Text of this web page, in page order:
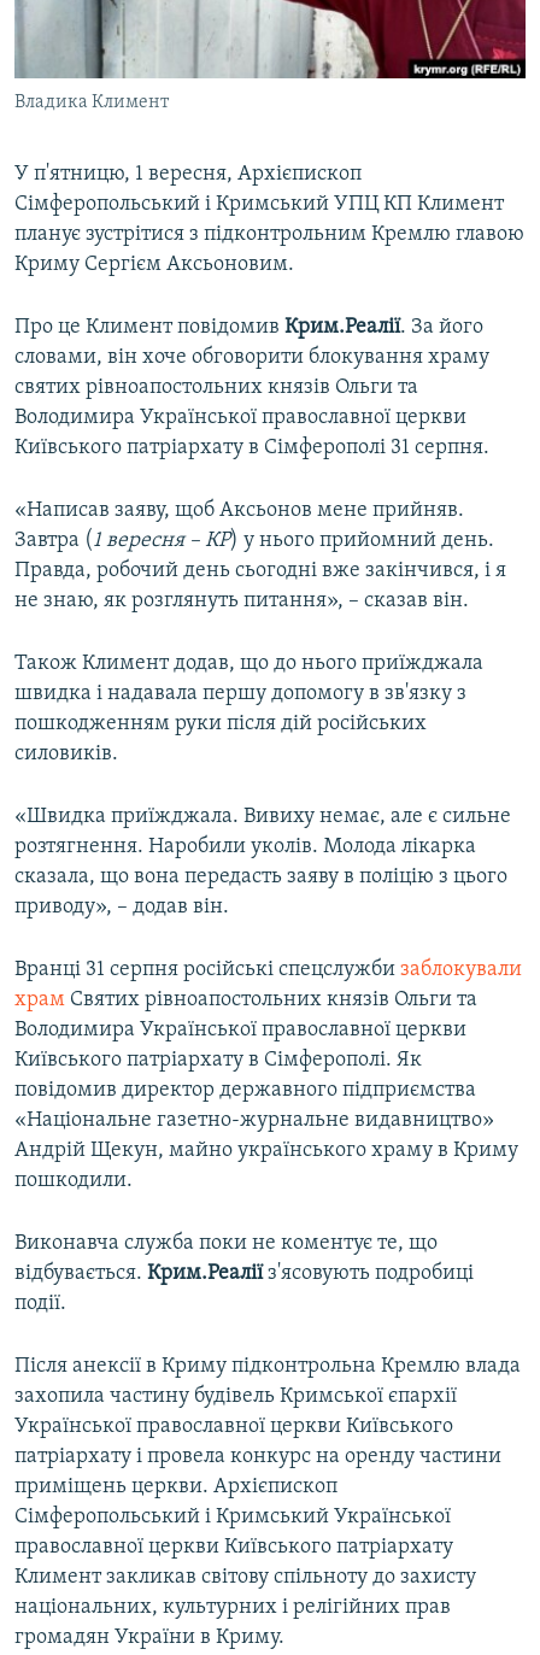
ВІДЕОУРОКИ «ELIFBE»
СВІДЧЕННЯ ОКУПАЦІЇ
УКРАЇНСЬКА ПРОБЛЕМА КРИМУ
Qırımtatar
Усі сайти RFE/RL
Владика Климент
У п'ятницю, 1 вересня, Архієпископ
Сімферопольський і Кримський УПЦ КП Климент
планує зустрітися з підконтрольним Кремлю главою
Криму Сергієм Аксьоновим.
Про це Климент повідомив Крим.Реалії. За його
словами, він хоче обговорити блокування храму
святих рівноапостольних князів Ольги та
Володимира Української православної церкви
Київського патріархату в Сімферополі 31 серпня.
«Написав заяву, щоб Аксьонов мене прийняв.
Завтра (1 вересня – КР) у нього прийомний день.
Правда, робочий день сьогодні вже закінчився, і я
не знаю, як розглянуть питання», – сказав він.
Також Климент додав, що до нього приїжджала
швидка і надавала першу допомогу в зв'язку з
пошкодженням руки після дій російських
силовиків.
«Швидка приїжджала. Вивиху немає, але є сильне
розтягнення. Наробили уколів. Молода лікарка
сказала, що вона передасть заяву в поліцію з цього
приводу», – додав він.
Вранці 31 серпня російські спецслужби заблокували
храм Святих рівноапостольних князів Ольги та
Володимира Української православної церкви
Київського патріархату в Сімферополі. Як
повідомив директор державного підприємства
«Національне газетно-журнальне видавництво»
Андрій Щекун, майно українського храму в Криму
пошкодили.
Виконавча служба поки не коментує те, що
відбувається. Крим.Реаліїз'ясовують подробиці
події.
Після анексії в Криму підконтрольна Кремлю влада
захопила частину будівель Кримської єпархії
Української православної церкви Київського
патріархату і провела конкурс на оренду частини
приміщень церкви. Архієпископ
Сімферопольський і Кримський Української
православної церкви Київського патріархату
Климент закликав світову спільноту до захисту
національних, культурних і релігійних прав
громадян України в Криму.